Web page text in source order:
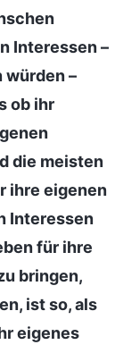
Interessen –
–
ob ihr
die meisten
ihre eigenen
Interessen
für ihre
bringen,
ist so, als
eigenes